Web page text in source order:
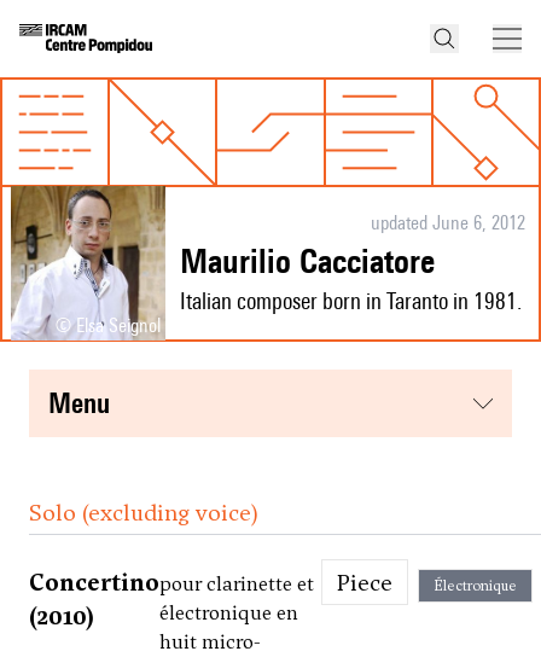
© Elsa Seignol
updated June 6, 2012
Maurilio Cacciatore
Italian composer born in Taranto in 1981.
menu
Solo (excluding voice)
Concertino
(2010)
pour clarinette et
électronique en
huit micro-
Piece Électronique